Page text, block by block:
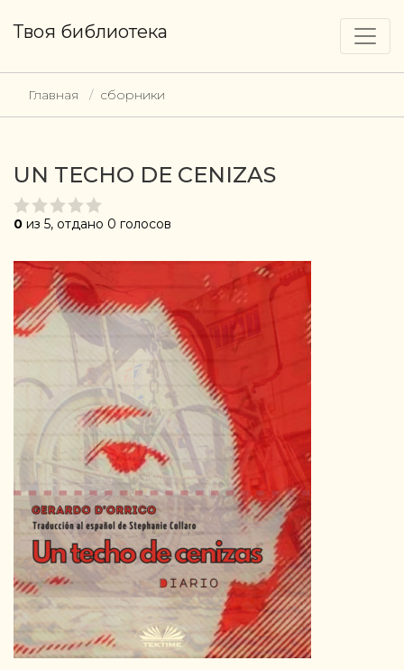
Твоя библиотека
Главная сборники
UN TECHO DE CENIZAS
0 из 5, отдано 0 голосов